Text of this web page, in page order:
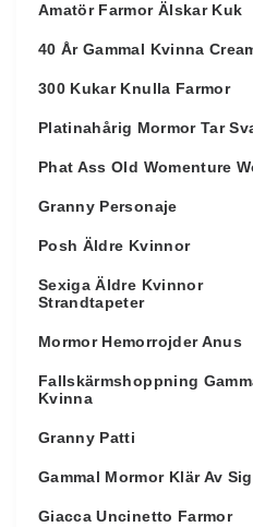
Amatör Farmor Älskar Kuk
40 År Gammal Kvinna
300 Kukar Knulla Farmor
Platinahårig Mormor Tar
Phat Ass Old Womenture
Granny Personaje
Posh Äldre Kvinnor
Sexiga Äldre Kvinnor
Strandtapeter
Mormor Hemorrojder Anus
Fallskärmshoppning
Kvinna
Granny Patti
Gammal Mormor Klär Av Sig
Giacca Uncinetto Farmor